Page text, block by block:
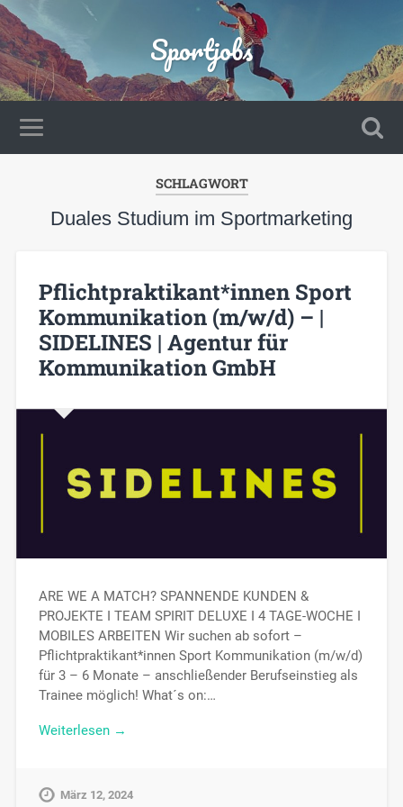
Sportjobs
SCHLAGWORT
Duales Studium im Sportmarketing
Pflichtpraktikant*innen Sport
Kommunikation (m/w/d) – |
SIDELINES | Agentur für
Kommunikation GmbH
ARE WE A MATCH? SPANNENDE KUNDEN &
PROJEKTE I TEAM SPIRIT DELUXE I 4 TAGE-WOCHE I
MOBILES ARBEITEN Wir suchen ab sofort –
Pflichtpraktikant*innen Sport Kommunikation (m/w/d)
für 3 – 6 Monate – anschließender Berufseinstieg als
Trainee möglich! What´s on:…
Weiterlesen →
März 12, 2024